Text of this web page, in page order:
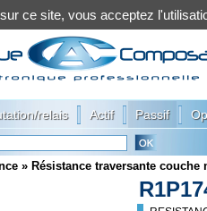
relais Actif Passif
» Résistance traversante couche
ce site, vous acceptez